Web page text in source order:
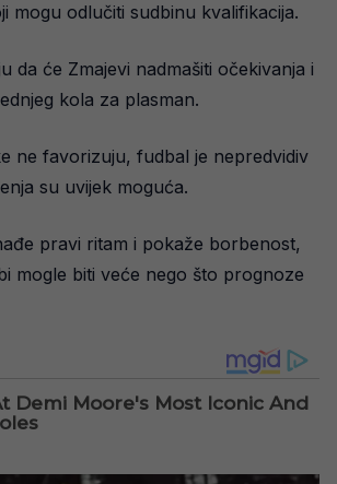
mogu odlučiti sudbinu kvalifikacija.
da će Zmajevi nadmašiti očekivanja i
kola za plasman.
ne favorizuju, fudbal je nepredvidiv
su uvijek moguća.
pravi ritam i pokaže borbenost,
mogle biti veće nego što prognoze